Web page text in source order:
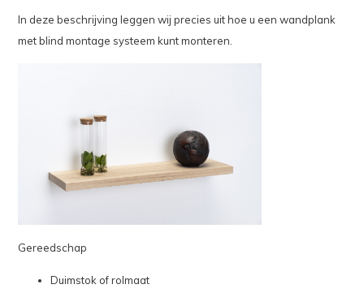
In deze beschrijving leggen wij precies uit hoe u een wandplank
met blind montage systeem kunt monteren.
Gereedschap
Duimstok of rolmaat